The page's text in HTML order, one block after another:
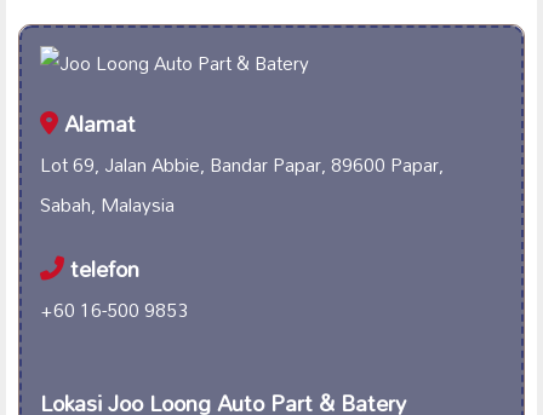
Alamat
Lot 69, Jalan Abbie, Bandar Papar, 89600 Papar,
Sabah, Malaysia
telefon
+60 16-500 9853
Lokasi Joo Loong Auto Part & Batery